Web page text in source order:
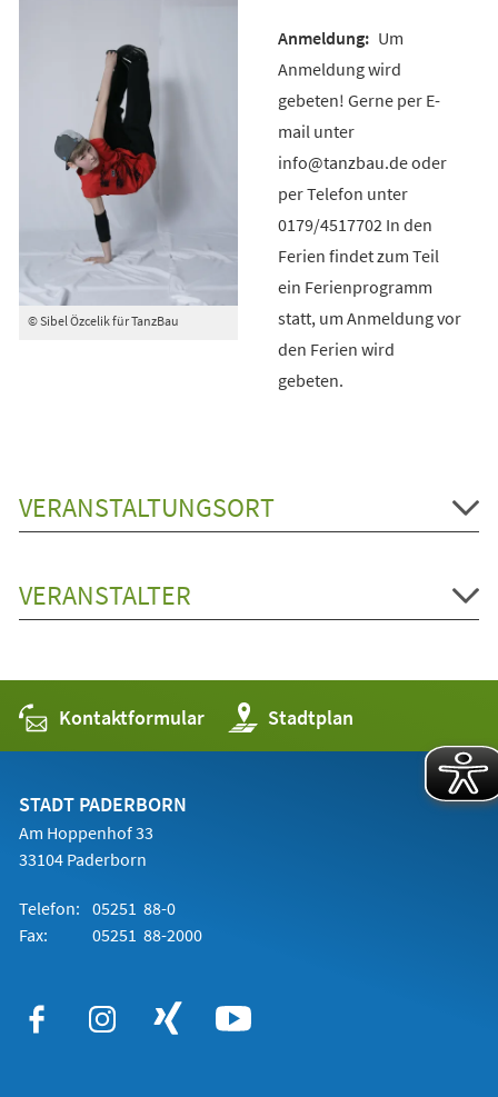
© Sibel Özcelik für TanzBau
Um
Anmeldung wird
gebeten! Gerne per E-
mail unter
info@tanzbau.de oder
per Telefon unter
0179/4517702 In den
Ferien findet zum Teil
ein Ferienprogramm
statt, um Anmeldung vor
den Ferien wird
gebeten.
VERANSTALTUNGSORT
VERANSTALTER
Kontaktformular Stadtplan
(Öffnet
in
einem
STADT PADERBORN
Am Hoppenhof 33
33104 Paderborn
Telefon: 05251 88-0
Fax:
05251 88-2000